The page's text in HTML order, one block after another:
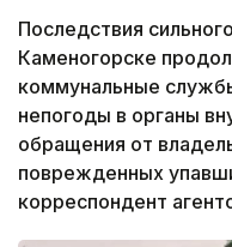
Последствия
Каменогорске
коммунальные
непогоды в органы
обращения от
поврежденных
корреспондент